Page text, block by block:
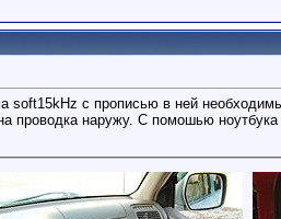
с прописью в ней
проводка наружу. С помошью